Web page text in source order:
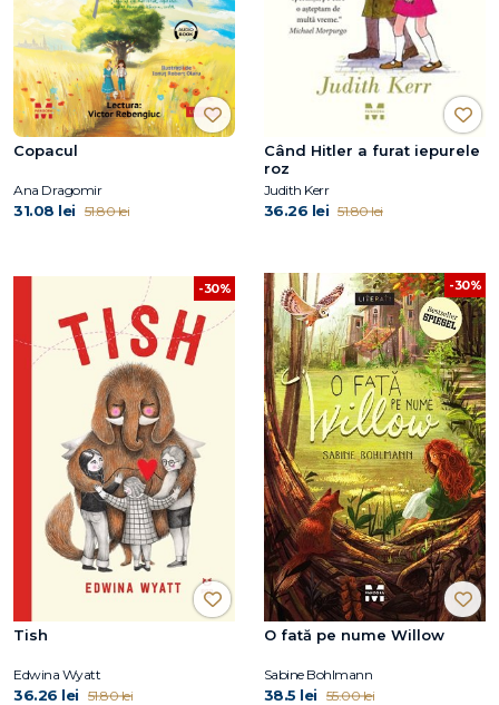
Copacul
Ana Dragomir
31.08 lei 51.80 lei
Când Hitler a furat iepurele
roz
Judith Kerr
36.26 lei 51.80 lei
-30%
Tish
Edwina Wyatt
36.26 lei 51.80 lei
-30%
O fată pe nume Willow
Sabine Bohlmann
38.5 lei 55.00 lei